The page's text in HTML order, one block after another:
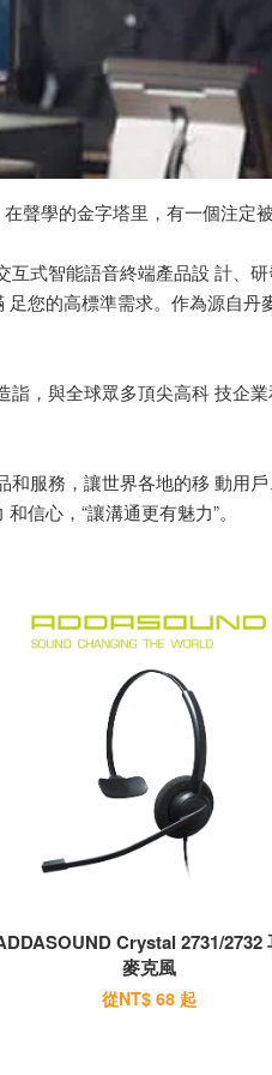
聲學的金字塔里，有一個注
式智能語音終端產品設 計、
您的高標準需求。作為源自
，與全球眾多頂尖高科 技企
服務，讓世界各地的移 動用
信心，“讓溝通更有魅力”。
Crystal 2731/2732
麥克風
從NT$ 68 起